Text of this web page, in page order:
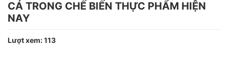
CÁ TRONG CHẾ BIẾN THỰC PHẨM HIỆN
NAY
Lượt xem: 113